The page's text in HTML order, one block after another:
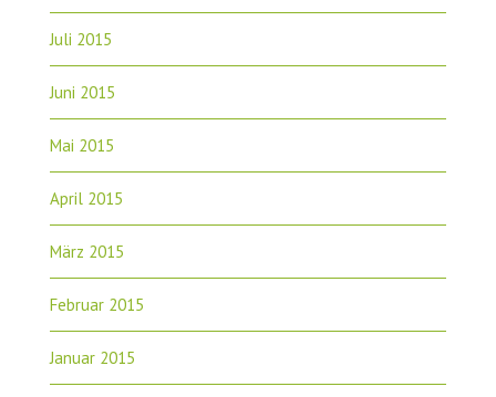
Juli 2015
Juni 2015
Mai 2015
April 2015
März 2015
Februar 2015
Januar 2015